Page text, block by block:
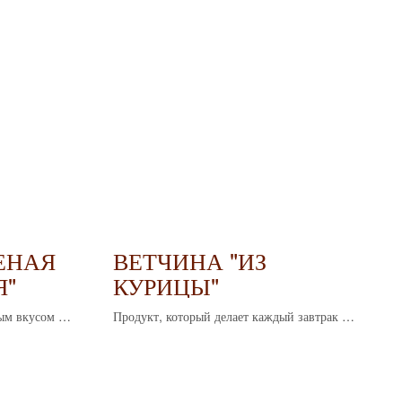
вкусом и
ВЕТЧИНА "ИЗ
КУРИЦЫ"
Продукт, который делает каждый завтрак и